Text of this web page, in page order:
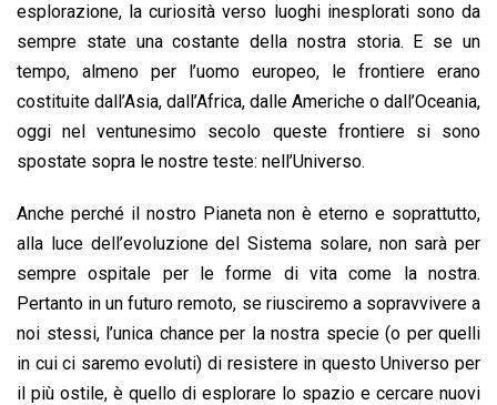
esplorazione, la curiosità verso luoghi inesplorati sono da
sempre state una costante della nostra storia. E se un
tempo, almeno per l’uomo europeo, le frontiere erano
costituite dall’Asia, dall’Africa, dalle Americhe o dall’Oceania,
oggi nel ventunesimo secolo queste frontiere si sono
spostate sopra le nostre teste: nell’Universo.
Anche perché il nostro Pianeta non è eterno e soprattutto,
alla luce dell’evoluzione del Sistema solare, non sarà per
sempre ospitale per le forme di vita come la nostra.
Pertanto in un futuro remoto, se riusciremo a sopravvivere a
noi stessi, l’unica chance per la nostra specie (o per quelli
in cui ci saremo evoluti) di resistere in questo Universo per
il più ostile, è quello di esplorare lo spazio e cercare nuovi